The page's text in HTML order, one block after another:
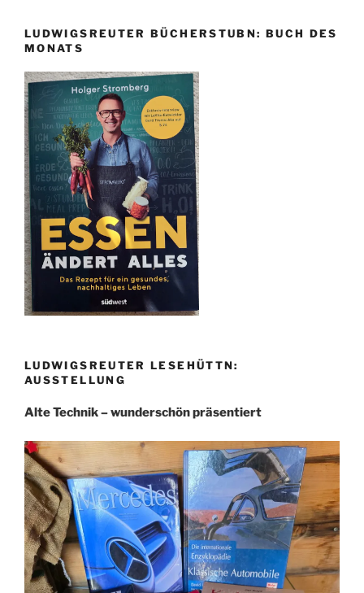
LUDWIGSREUTER BÜCHERSTUBN: BUCH DES
MONATS
LUDWIGSREUTER LESEHÜTTN:
AUSSTELLUNG
Alte Technik – wunderschön präsentiert